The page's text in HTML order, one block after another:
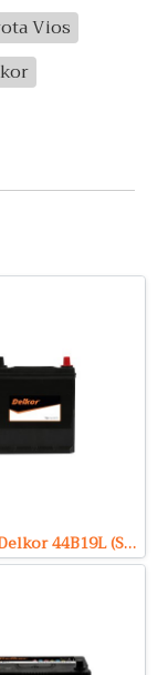
Vios
แบตเตอรี่ Delkor 44B19L (Sealed Maintenance Free Type) 12V 40Ah